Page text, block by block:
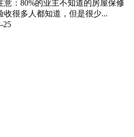
意：80%的业主不知道的房屋保修
收很多人都知道，但是很少...
25